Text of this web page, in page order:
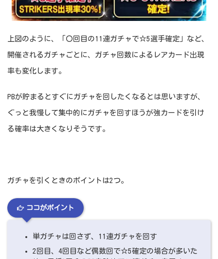
上図のように、「〇回目の11連ガチャで☆5選手確定」など、
開催されるガチャごとに、ガチャ回数によるレアカード出現
率も変化します。
PBが貯まるとすぐにガチャを回したくなるとは思いますが、
ぐっと我慢して集中的にガチャを回すほうが強カードを引け
る確率は大きくなりそうです。
ガチャを引くときのポイントは2つ。
ココがポイント
単ガチャは回さず、11連ガチャを回す
2回目、4回目など偶数回で☆5確定の場合が多いた